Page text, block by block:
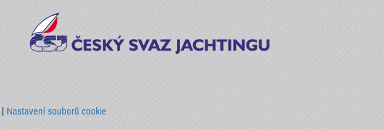
|Nastavení souborů cookie